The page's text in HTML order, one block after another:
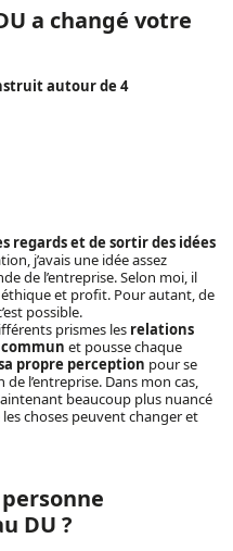
a changé votre
autour de 4
regards et de sortir des idées
j’avais une idée assez
de l’entreprise. Selon moi, il
et profit. Pour autant, de
possible.
prismes les relations
et pousse chaque
propre perception pour se
l’entreprise. Dans mon cas,
beaucoup plus nuancé
choses peuvent changer et
DU ?